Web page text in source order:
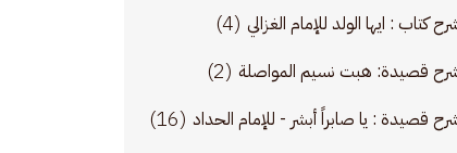
كتاب : ايها الولد للإمام الغزالي (4)
قصيدة: هبت نسيم المواصلة (2)
قصيدة : يا صابراً أبشر - للإمام الحداد (16)